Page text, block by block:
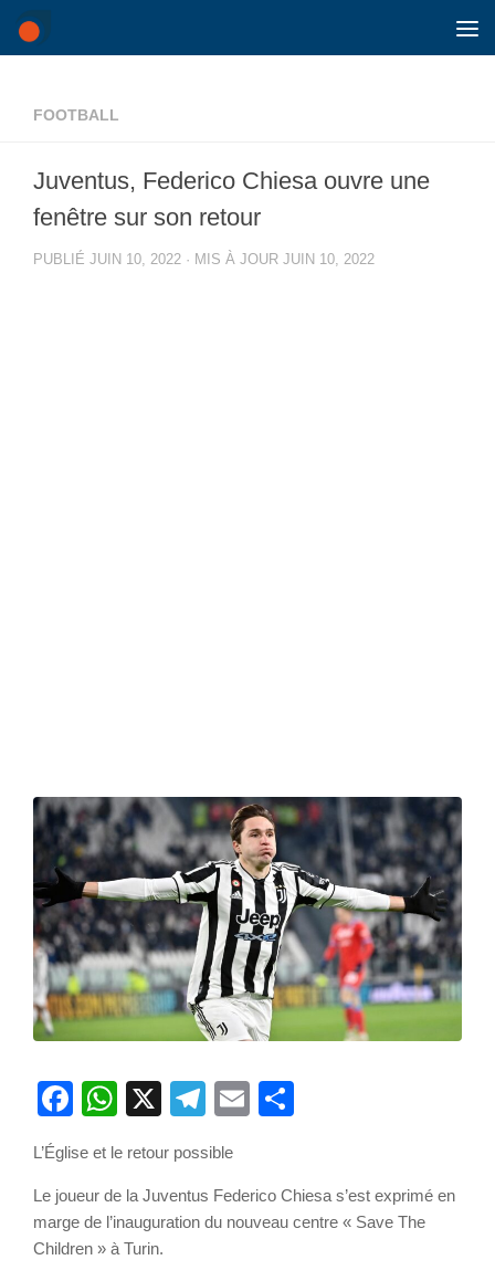
Skip to content
FOOTBALL
Juventus, Federico Chiesa ouvre une
fenêtre sur son retour
PUBLIÉ JUIN 10, 2022 · MIS À JOUR JUIN 10, 2022
Facebook
WhatsApp
X Telegram
Email
L’Église et le retour possible
Le joueur de la Juventus Federico Chiesa s’est exprimé en
marge de l’inauguration du nouveau centre « Save The
Children » à Turin.